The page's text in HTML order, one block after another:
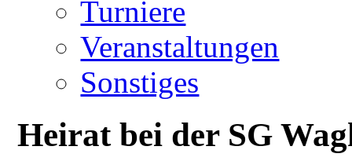
Turniere
Veranstaltungen
Sonstiges
Heirat bei der SG